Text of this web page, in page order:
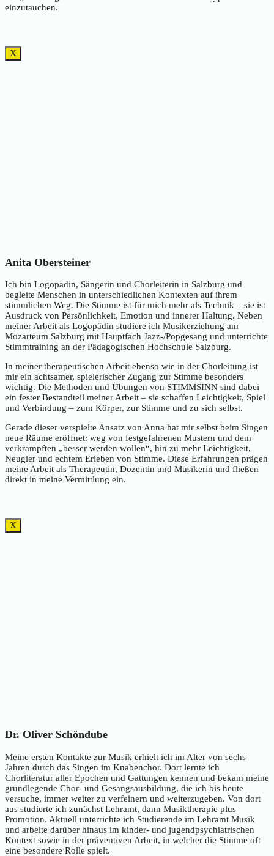
einzutauchen.
X
Anita Obersteiner
Ich bin Logopädin, Sängerin und Chorleiterin in Salzburg und
begleite Menschen in unterschiedlichen Kontexten auf ihrem
stimmlichen Weg. Die Stimme ist für mich mehr als Technik – sie ist
Ausdruck von Persönlichkeit, Emotion und innerer Haltung. Neben
meiner Arbeit als Logopädin studiere ich Musikerziehung am
Mozarteum Salzburg mit Hauptfach Jazz-/Popgesang und unterrichte
Stimmtraining an der Pädagogischen Hochschule Salzburg.
In meiner therapeutischen Arbeit ebenso wie in der Chorleitung ist
mir ein achtsamer, spielerischer Zugang zur Stimme besonders
wichtig. Die Methoden und Übungen von STIMMSINN sind dabei
ein fester Bestandteil meiner Arbeit – sie schaffen Leichtigkeit, Spiel
und Verbindung – zum Körper, zur Stimme und zu sich selbst.
Gerade dieser verspielte Ansatz von Anna hat mir selbst beim Singen
neue Räume eröffnet: weg von festgefahrenen Mustern und dem
verkrampften „besser werden wollen“, hin zu mehr Leichtigkeit,
Neugier und echtem Erleben von Stimme. Diese Erfahrungen prägen
meine Arbeit als Therapeutin, Dozentin und Musikerin und fließen
direkt in meine Vermittlung ein.
X
Dr. Oliver Schöndube
Meine ersten Kontakte zur Musik erhielt ich im Alter von sechs
Jahren durch das Singen im Knabenchor. Dort lernte ich
Chorliteratur aller Epochen und Gattungen kennen und bekam meine
grundlegende Chor- und Gesangsausbildung, die ich bis heute
versuche, immer weiter zu verfeinern und weiterzugeben. Von dort
aus studierte ich zunächst Lehramt, dann Musiktherapie plus
Promotion. Aktuell unterrichte ich Studierende im Lehramt Musik
und arbeite darüber hinaus im kinder- und jugendpsychiatrischen
Kontext sowie in der präventiven Arbeit, in welcher die Stimme oft
eine besondere Rolle spielt.